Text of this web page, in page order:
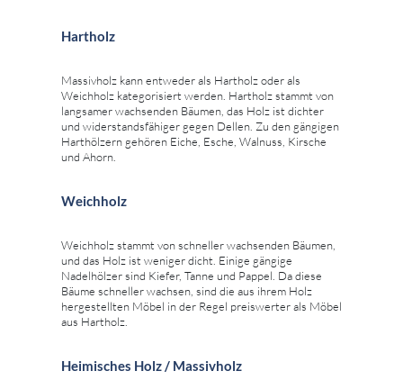
Hartholz
Massivholz kann entweder als Hartholz oder als
Weichholz kategorisiert werden. Hartholz stammt von
langsamer wachsenden Bäumen, das Holz ist dichter
und widerstandsfähiger gegen Dellen. Zu den gängigen
Harthölzern gehören Eiche, Esche, Walnuss, Kirsche
und Ahorn.
Weichholz
Weichholz stammt von schneller wachsenden Bäumen,
und das Holz ist weniger dicht. Einige gängige
Nadelhölzer sind Kiefer, Tanne und Pappel. Da diese
Bäume schneller wachsen, sind die aus ihrem Holz
hergestellten Möbel in der Regel preiswerter als Möbel
aus Hartholz.
Heimisches Holz / Massivholz